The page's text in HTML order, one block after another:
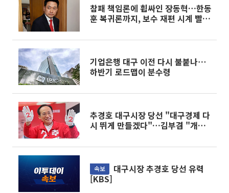
참패 책임론에 휩싸인 장동혁…한동
훈 복귀론까지, 보수 재편 시계 빨라
기업은행 대구 이전 다시 불붙나⋯
하반기 로드맵이 분수령
추경호 대구시장 당선 "대구경제 다
시 뛰게 만들겠다"…김부겸 "개인
속보
[KBS]